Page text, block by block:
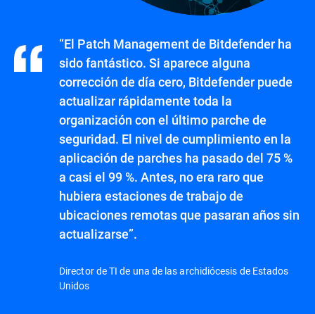
“El Patch Management de Bitdefender ha
sido fantástico. Si aparece alguna
corrección de día cero, Bitdefender puede
actualizar rápidamente toda la
organización con el último parche de
seguridad. El nivel de cumplimiento en la
aplicación de parches ha pasado del 75 %
a casi el 99 %. Antes, no era raro que
hubiera estaciones de trabajo de
ubicaciones remotas que pasaran años sin
actualizarse”.
Director de TI de una de las archidiócesis de Estados
Unidos